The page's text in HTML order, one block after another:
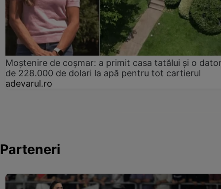
Moștenire de coșmar: a primit casa tatălui și o
de 228.000 de dolari la apă pentru tot cartierul
adevarul.ro
Parteneri